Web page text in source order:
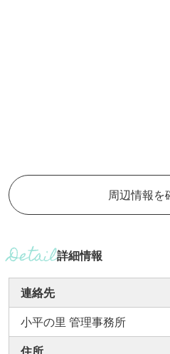
周辺情報を
詳細情報
連絡先
小平の里 管理事務所